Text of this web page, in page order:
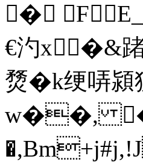
�
€汋x∪�&
熃�k绠哢
w��,